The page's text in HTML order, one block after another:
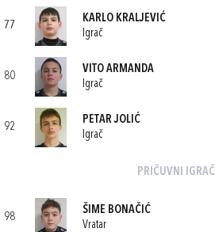
77
KARLO KRALJEVIĆ
Igrač
80
VITO ARMANDA
Igrač
92
PETAR JOLIĆ
Igrač
PRIČUVNI
98
ŠIME BONAČIĆ
Vratar